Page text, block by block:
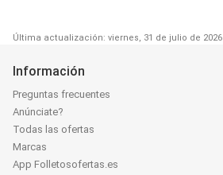
Última actualización: viernes, 31 de julio de 2026
Información
Preguntas frecuentes
Anúnciate?
Todas las ofertas
Marcas
App Folletosofertas.es